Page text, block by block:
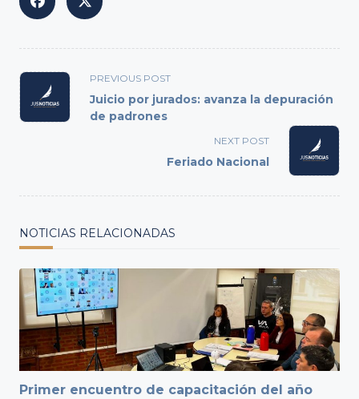
<span
class="nav-
subtitle
PREVIOUS POST
Juicio por jurados: avanza la depuración
de padrones
NEXT POST
Feriado Nacional
NOTICIAS RELACIONADAS
Primer encuentro de capacitación del año